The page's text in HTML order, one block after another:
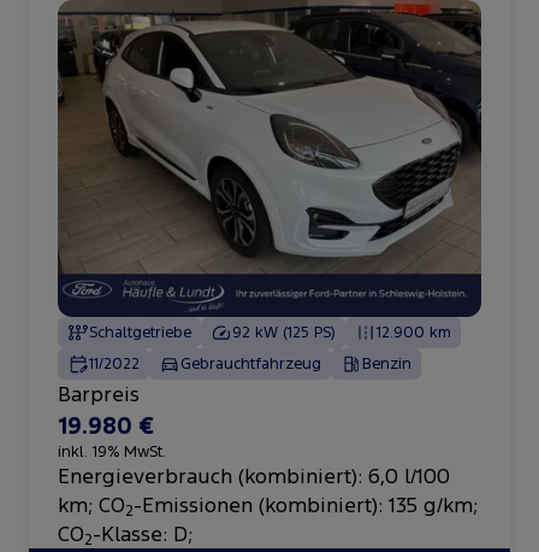
Schaltgetriebe 92 kW (125 PS)
12.900 km
11/2022
Gebrauchtfahrzeug Benzin
Barpreis
19.980 €
inkl. 19% MwSt.
Energieverbrauch (kombiniert): 6,0 l/100
km; CO2-Emissionen (kombiniert): 135 g/km;
CO2-Klasse: D;